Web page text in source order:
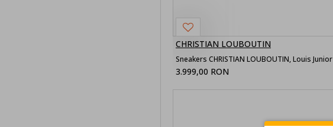
CHRISTIAN LOUBOUTIN
Sneakers CHRISTIAN LOUBOUTIN, Louis Junior
3.999,00 RON